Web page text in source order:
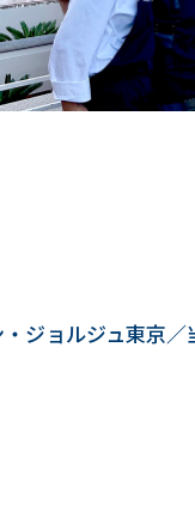
ジョルジュ東京